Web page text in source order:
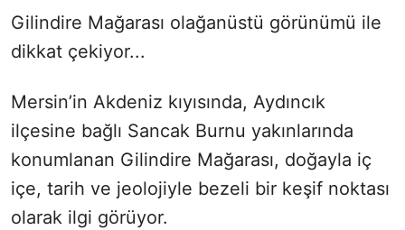
Gilindire Mağarası olağanüstü görünümü ile
dikkat çekiyor...
Mersin’in Akdeniz kıyısında, Aydıncık
ilçesine bağlı Sancak Burnu yakınlarında
konumlanan Gilindire Mağarası, doğayla iç
içe, tarih ve jeolojiyle bezeli bir keşif noktası
olarak ilgi görüyor.